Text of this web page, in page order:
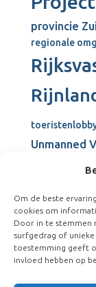
Om de beste
cookies om
Door in te stemmen
surfgedrag of unieke
toestemming geeft
invloed hebben op
provincie
regionale
Unmanned
Visserijschool
Vliegveld